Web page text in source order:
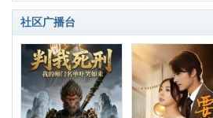
社区广播台